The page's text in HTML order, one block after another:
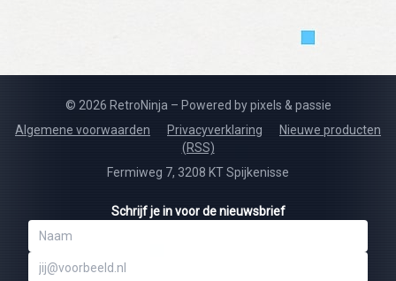
© 2026 RetroNinja – Powered by pixels & passie
Algemene voorwaarden
Privacyverklaring
Nieuwe producten
(RSS)
Fermiweg 7, 3208 KT Spijkenisse
Schrijf je in voor de nieuwsbrief